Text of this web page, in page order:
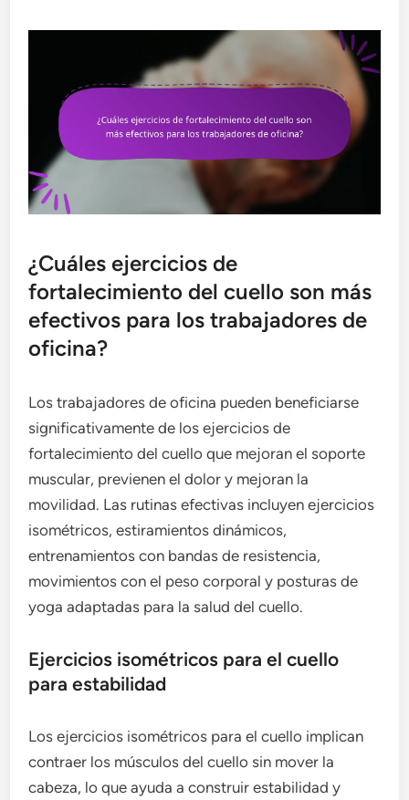
¿Cuáles ejercicios de
fortalecimiento del cuello son más
efectivos para los trabajadores de
oficina?
Los trabajadores de oficina pueden beneficiarse
significativamente de los ejercicios de
fortalecimiento del cuello que mejoran el soporte
muscular, previenen el dolor y mejoran la
movilidad. Las rutinas efectivas incluyen ejercicios
isométricos, estiramientos dinámicos,
entrenamientos con bandas de resistencia,
movimientos con el peso corporal y posturas de
yoga adaptadas para la salud del cuello.
Ejercicios isométricos para el cuello
para estabilidad
Los ejercicios isométricos para el cuello implican
contraer los músculos del cuello sin mover la
cabeza, lo que ayuda a construir estabilidad y